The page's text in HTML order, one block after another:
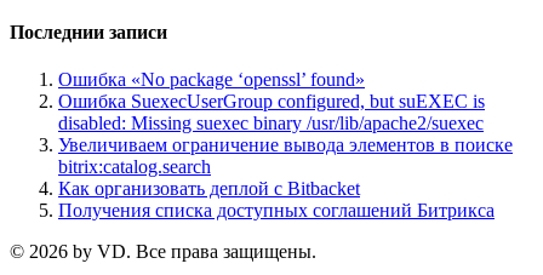
Последнии записи
Ошибка «No package ‘openssl’ found»
Ошибка SuexecUserGroup configured, but suEXEC is
disabled: Missing suexec binary /usr/lib/apache2/suexec
Увеличиваем ограничение вывода элементов в поиске
bitrix:catalog.search
Как организовать деплой с Bitbacket
Получения списка доступных соглашений Битрикса
© 2026 by VD. Все права защищены.